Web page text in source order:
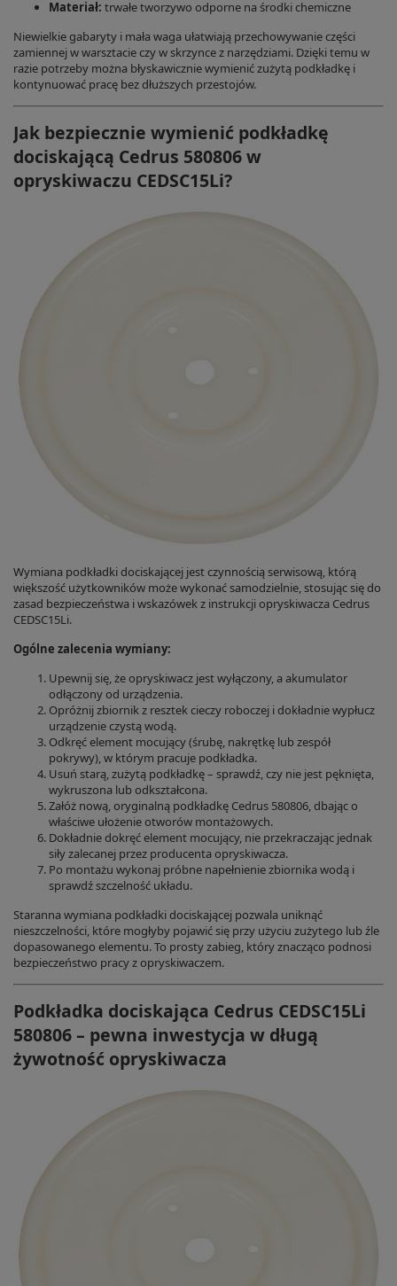
Materiał: trwałe tworzywo odporne na środki chemiczne
Niewielkie gabaryty i mała waga ułatwiają przechowywanie części
zamiennej w warsztacie czy w skrzynce z narzędziami. Dzięki temu w
razie potrzeby można błyskawicznie wymienić zużytą podkładkę i
kontynuować pracę bez dłuższych przestojów.
Jak bezpiecznie wymienić podkładkę
dociskającą Cedrus 580806 w
opryskiwaczu CEDSC15Li?
Wymiana podkładki dociskającej jest czynnością serwisową, którą
większość użytkowników może wykonać samodzielnie, stosując się do
zasad bezpieczeństwa i wskazówek z instrukcji opryskiwacza Cedrus
CEDSC15Li.
Ogólne zalecenia wymiany:
Upewnij się, że opryskiwacz jest wyłączony, a akumulator
odłączony od urządzenia.
Opróżnij zbiornik z resztek cieczy roboczej i dokładnie wypłucz
urządzenie czystą wodą.
Odkręć element mocujący (śrubę, nakrętkę lub zespół
pokrywy), w którym pracuje podkładka.
Usuń starą, zużytą podkładkę – sprawdź, czy nie jest pęknięta,
wykruszona lub odkształcona.
Załóż nową, oryginalną podkładkę Cedrus 580806, dbając o
właściwe ułożenie otworów montażowych.
Dokładnie dokręć element mocujący, nie przekraczając jednak
siły zalecanej przez producenta opryskiwacza.
Po montażu wykonaj próbne napełnienie zbiornika wodą i
sprawdź szczelność układu.
Staranna wymiana podkładki dociskającej pozwala uniknąć
nieszczelności, które mogłyby pojawić się przy użyciu zużytego lub źle
dopasowanego elementu. To prosty zabieg, który znacząco podnosi
bezpieczeństwo pracy z opryskiwaczem.
Podkładka dociskająca Cedrus CEDSC15Li
580806 – pewna inwestycja w długą
żywotność opryskiwacza